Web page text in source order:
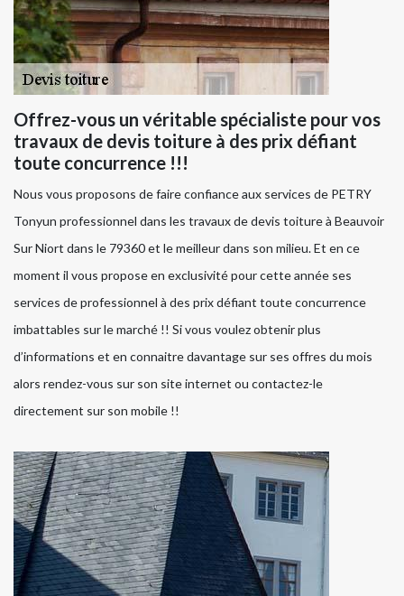
Offrez-vous un véritable spécialiste pour vos
travaux de devis toiture à des prix défiant
toute concurrence !!!
Nous vous proposons de faire confiance aux services de PETRY
Tonyun professionnel dans les travaux de devis toiture à Beauvoir
Sur Niort dans le 79360 et le meilleur dans son milieu. Et en ce
moment il vous propose en exclusivité pour cette année ses
services de professionnel à des prix défiant toute concurrence
imbattables sur le marché !! Si vous voulez obtenir plus
d’informations et en connaitre davantage sur ses offres du mois
alors rendez-vous sur son site internet ou contactez-le
directement sur son mobile !!